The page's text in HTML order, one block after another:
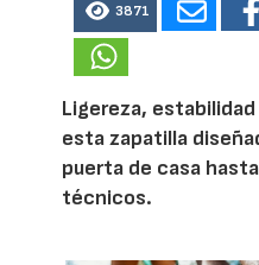
3871
Ligereza,
esta zapatilla
puerta de casa
técnicos.